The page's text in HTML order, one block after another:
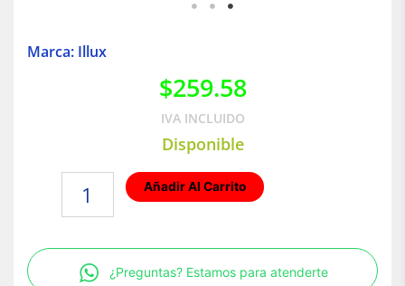
Marca: Illux
$259.58
IVA INCLUIDO
Disponible
fría
8W
Añadir Al Carrito
¿Preguntas? Estamos para atenderte